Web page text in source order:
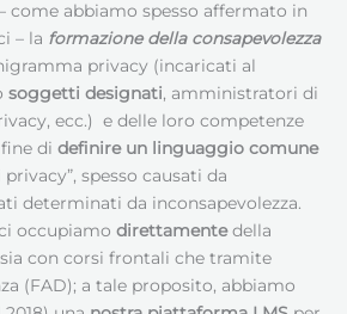
come abbiamo spesso affermato in
– la formazione della consapevolezza
privacy (incaricati al
soggetti designati, amministratori di
ecc.) e delle loro competenze
di definire un linguaggio comune
spesso causati da
determinati da inconsapevolezza.
occupiamo direttamentedella
con corsi frontali che tramite
(FAD); a tale proposito, abbiamo